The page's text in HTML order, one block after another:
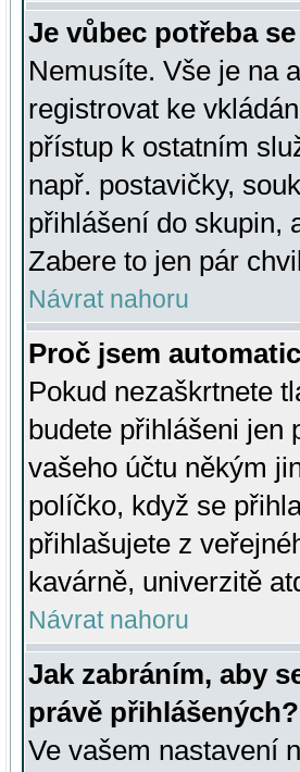
Je vůbec potřeba
Nemusíte. Vše je na
registrovat ke
přístup k ostatním
např. postavičky,
přihlášení do skupin,
Zabere to jen pár
Návrat nahoru
Proč jsem
Pokud nezaškrtnete
budete přihlášeni jen
vašeho účtu někým
políčko, když se
přihlašujete z
kavárně, univerzitě
Návrat nahoru
Jak zabráním, aby
právě přihlášených?
Ve vašem nastavení